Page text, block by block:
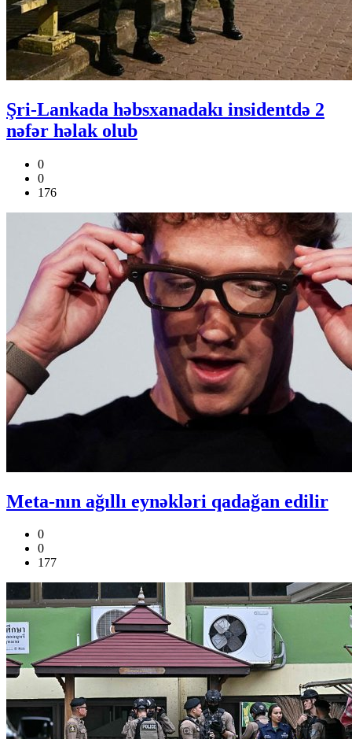
Şri-Lankada həbsxanadakı insidentdə 2
nəfər həlak olub
0
0
176
Meta-nın ağıllı eynəkləri qadağan edilir
0
0
177